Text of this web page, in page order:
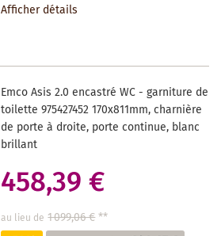
SOUHAITS
Afficher détails
Emco Asis 2.0 encastré WC - garniture de
toilette 975427452 170x811mm, charnière
de porte à droite, porte continue, blanc
brillant
458,39 €
au lieu de 1 099,06 €**